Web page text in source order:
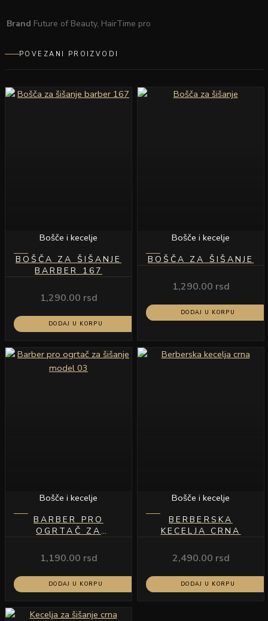
Brand Future of Beauty, HairTime pro
POVEZANI PROIZVODI
Bošče i kecelje
BOŠČA ZA ŠIŠANJE
BARBER 167
1,290.00 rsd
DODAJ U KORPU
Bošče i kecelje
BOŠČA ZA ŠIŠANJE
1,290.00 rsd
DODAJ U KORPU
Bošče i kecelje
BARBER PRO
OGRTAČ ZA
1,190.00 rsd
DODAJ U KORPU
Bošče i kecelje
BERBERSKA
KECELJA CRNA
2,490.00 rsd
DODAJ U KORPU